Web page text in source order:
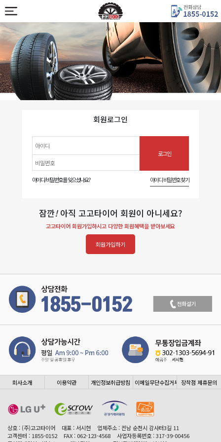
회원로그인
아이디/비밀번호를 잊으셨나요? 아이디 비밀번호 찾기
잠깐!아직 고고타이어 회원이 아니세요?
고고타이어 회원가입하시고 다양한 회원혜택을 받아보세요
회원가입하기
회사소개 이용약관 개인정보취급방침 이메일무단수집거부 장착점 제휴문의
상호 : (주)고고타이어 대표 : 서시현
업체주소 : 전남 순천시 감사터3길 11
고객센터 : 1855-0152
FAX : 062-123-4568
사업자등록번호 : 317-39-00456